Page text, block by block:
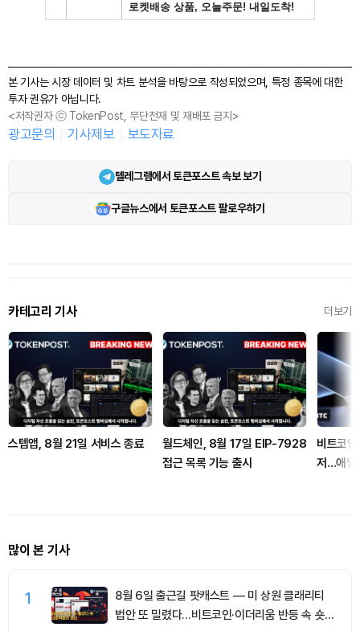
본 기사는 시장 데이터 및 차트 분석을 바탕으로 작성되었으며, 특정 종목에 대한
투자 권유가 아닙니다.
<저작권자 ⓒ TokenPost, 무단전재 및 재배포 금지>
광고문의 기사제보 보도자료
텔레그램에서 토큰포스트 속보 보기
구글뉴스에서 토큰포스트 팔로우하기
카테고리 기사 더보기
스텝앱, 8월 21일 서비스 종료
월드체인, 8월 17일 EIP-7928
접근 목록 기능 출시
비트코
저…애널
많이 본 기사
1
8월 6일 출근길 팟캐스트 — 미 상원 클래리티
법안 또 밀렸다…비트코인·이더리움 반등 속 숏